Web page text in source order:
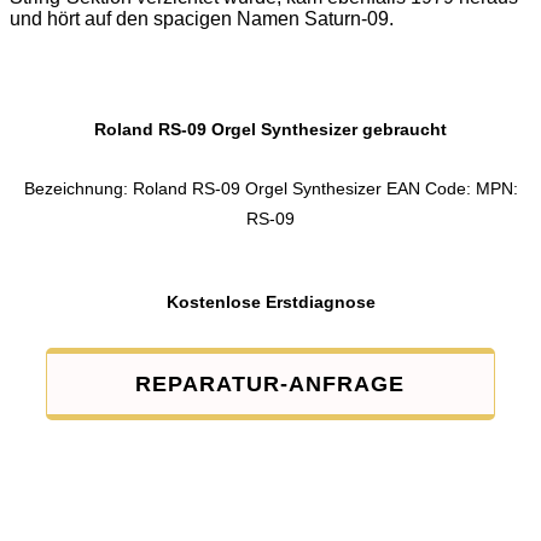
und hört auf den spacigen Namen Saturn-09.
Roland RS-09 Orgel Synthesizer gebraucht
Bezeichnung: Roland RS-09 Orgel Synthesizer EAN Code: MPN:
RS-09
Kostenlose Erstdiagnose
REPARATUR-ANFRAGE